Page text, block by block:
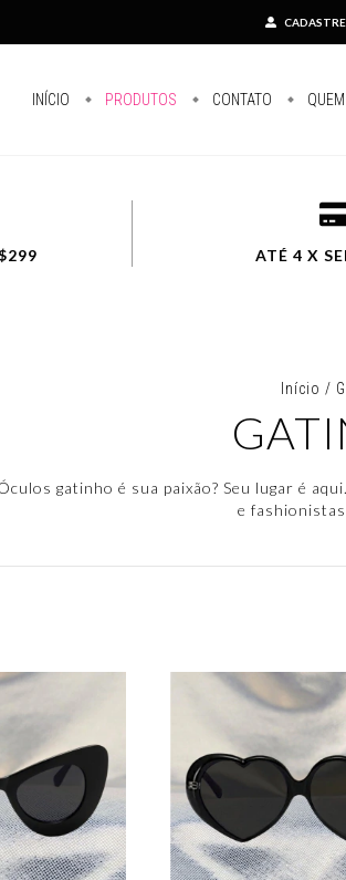
INÍCIO PRODUTOS CONTATO
ATÉ 4 X
Início /
gatinho é sua paixão? Seu lugar é
e